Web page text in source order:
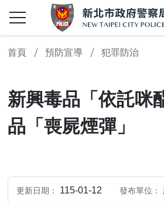
查詢區開
首頁 預防宣導 犯罪防治
新興毒品「依託咪
品「喪屍煙彈」
更新日期 115-01-12 發布單位